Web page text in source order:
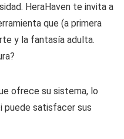
HeraHaven te invita a
que (a primera
y la fantasía adulta.
ofrece su sistema, lo
puede satisfacer sus